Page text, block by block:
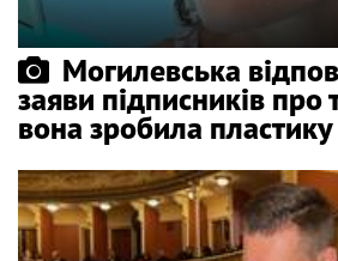
Могилевська
заяви підписників про
вона зробила пластику